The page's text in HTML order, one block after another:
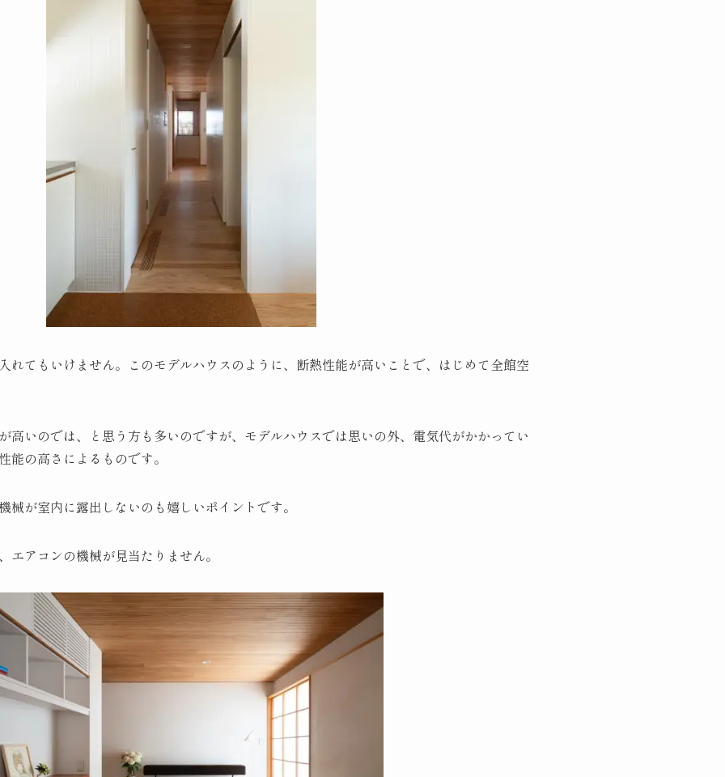
れてもいけません。このモデルハウスのように、断熱性能が高いことで、はじめて全館空
高いのでは、と思う方も多いのですが、モデルハウスでは思いの外、電気代がかかってい
能の高さによるものです。
械が室内に露出しないのも嬉しいポイントです。
エアコンの機械が見当たりません。